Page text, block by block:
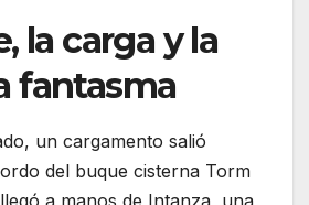
la carga y la
fantasma
un cargamento salió
del buque cisterna Torm